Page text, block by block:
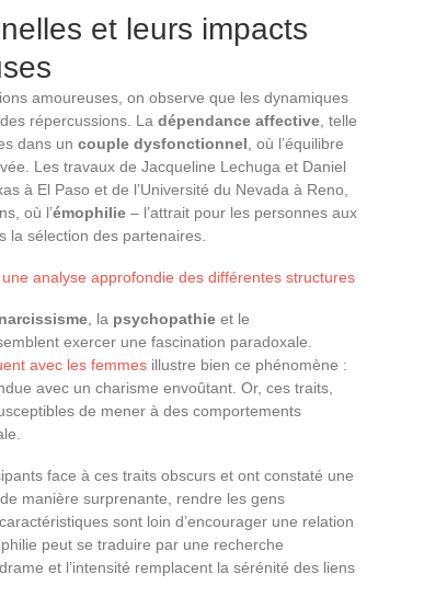
et leurs impacts
amoureuses, on observe que les dynamiques
répercussions. La dépendance affective , telle
dans un couple dysfonctionnel , où l’équilibre
Les travaux de Jacqueline Lechuga et Daniel
à El Paso et de l’Université du Nevada à Reno,
où l’émophilie – l’attrait pour les personnes aux
la sélection des partenaires.
analyse approfondie des différentes structures
narcissisme , la psychopathie et le
exercer une fascination paradoxale.
avec les femmes illustre bien ce phénomène :
avec un charisme envoûtant. Or, ces traits,
de mener à des comportements
face à ces traits obscurs et ont constaté une
manière surprenante, rendre les gens
sont loin d’encourager une relation
peut se traduire par une recherche
et l’intensité remplacent la sérénité des liens